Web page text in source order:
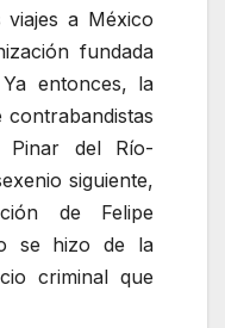
a México
fundada
entonces, la
contrabandistas
del Río-
siguiente,
de Felipe
se hizo de la
criminal que